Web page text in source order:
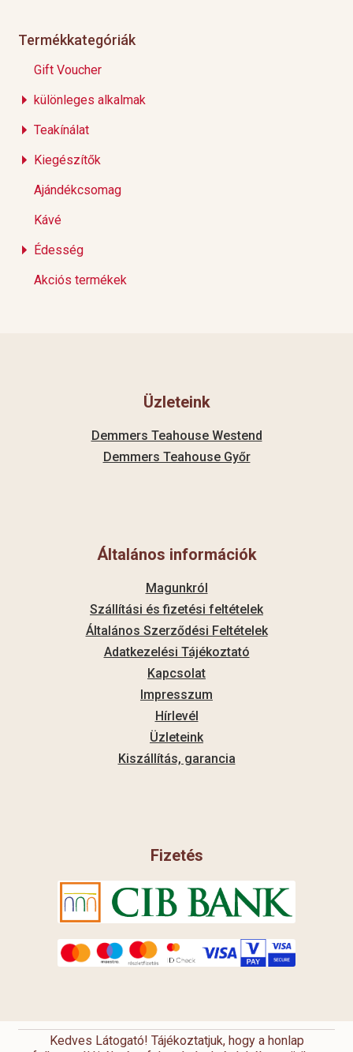
Termékkategóriák
Gift Voucher
különleges alkalmak
Teakínálat
Kiegészítők
Ajándékcsomag
Kávé
Édesség
Akciós termékek
Üzleteink
Demmers Teahouse Westend
Demmers Teahouse Győr
Általános információk
Magunkról
Szállítási és fizetési feltételek
Általános Szerződési Feltételek
Adatkezelési Tájékoztató
Kapcsolat
Impresszum
Hírlevél
Üzleteink
Kiszállítás, garancia
Fizetés
Kedves Látogató! Tájékoztatjuk, hogy a honlap